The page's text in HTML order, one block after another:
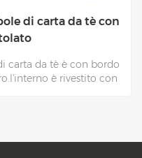
da tè in lattine kraft
da tè è realizzato in
foglio di alluminio